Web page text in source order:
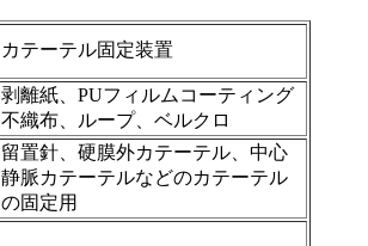
カテーテル固定装置
剥離紙、PUフィルムコーティング
不織布、ループ、ベルクロ
留置針、硬膜外カテーテル、中心
静脈カテーテルなどのカテーテル
の固定用